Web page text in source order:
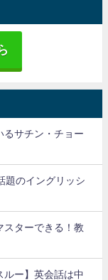
るサチン・チョー
題のイングリッシ
スターできる！教
ルー】英会話は中